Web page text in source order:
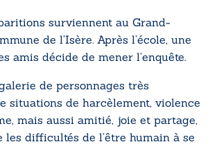
surviennent au Grand-
de l’Isère. Après l’école, une
amis décide de mener l’enquête.
de personnages très
situations de harcèlement, violence
mais aussi amitié, joie et partage,
les difficultés de l’être humain à se